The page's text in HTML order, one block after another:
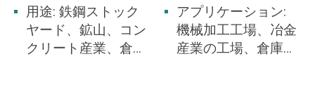
用途: 鉄鋼ストック
ヤード、鉱山、コン
クリート産業、倉
アプリケーション:
機械加工工場、冶金
産業の工場、倉庫、